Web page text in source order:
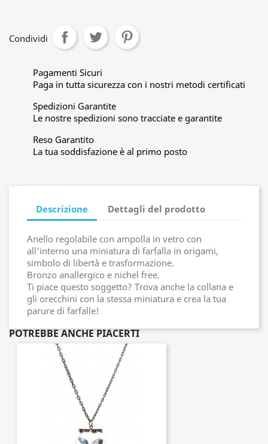
Condividi
Pagamenti Sicuri
Paga in tutta sicurezza con i nostri metodi certificati
Spedizioni Garantite
Le nostre spedizioni sono tracciate e garantite
Reso Garantito
La tua soddisfazione è al primo posto
Descrizione Dettagli del prodotto
Anello regolabile con ampolla in vetro con
all'interno una miniatura di farfalla in origami,
simbolo di libertà e trasformazione.
Bronzo anallergico e nichel free.
Ti piace questo soggetto? Trova anche la collana e
gli orecchini con la stessa miniatura e crea la tua
parure di farfalle!
POTREBBE ANCHE PIACERTI